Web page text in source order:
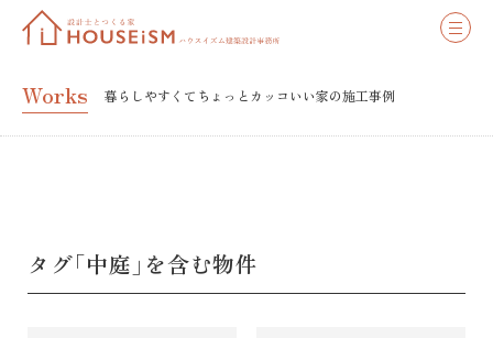
Works 暮らしやすくてちょっとカッコいい家の施工事例
タグ「中庭」を含む物件